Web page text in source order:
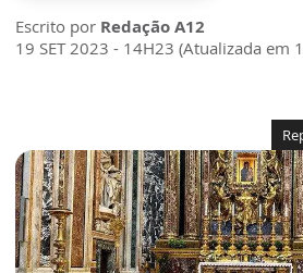
Escrito por Redação A12
19 SET 2023 - 14H23 (Atualizada em